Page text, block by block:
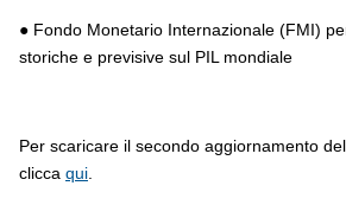
● Fondo Monetario Internazionale (FMI)
storiche e previsive sul PIL mondiale
Per scaricare il secondo aggiornamento
clicca qui